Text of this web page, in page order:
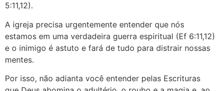
5:11,12).
A igreja precisa urgentemente entender que nós
estamos em uma verdadeira guerra espiritual (Ef 6:11,12)
e o inimigo é astuto e fará de tudo para distrair nossas
mentes.
Por isso, não adianta você entender pelas Escrituras